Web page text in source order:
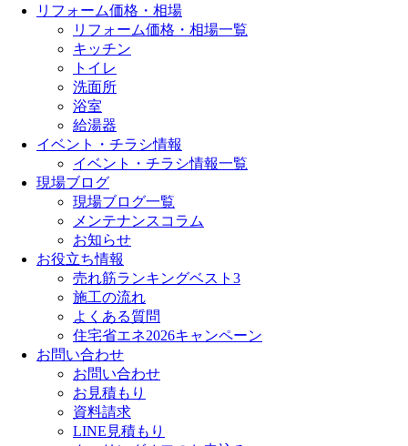
リフォーム価格・相場
リフォーム価格・相場一覧
キッチン
トイレ
洗面所
浴室
給湯器
イベント・チラシ情報
イベント・チラシ情報一覧
現場ブログ
現場ブログ一覧
メンテナンスコラム
お知らせ
お役立ち情報
売れ筋ランキングベスト3
施工の流れ
よくある質問
住宅省エネ2026キャンペーン
お問い合わせ
お問い合わせ
お見積もり
資料請求
LINE見積もり